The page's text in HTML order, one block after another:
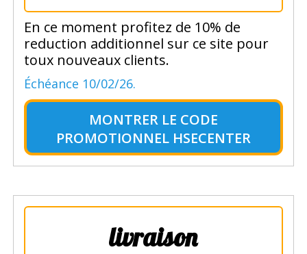
En ce moment profitez de 10% de
reduction additionnel sur ce site pour
toux nouveaux clients.
Échéance 10/02/26.
MONTRER LE CODE
PROMOTIONNEL HSECENTER
livraison